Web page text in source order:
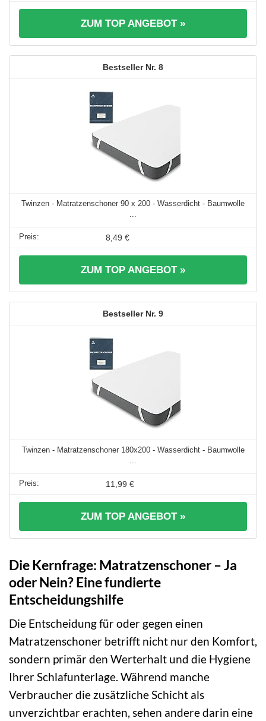
ZUM TOP ANGEBOT »
8
Twinzen - Matratzenschoner 90 x 200 - Wasserdicht - Baumwolle
8,49 €
ZUM TOP ANGEBOT »
9
Twinzen - Matratzenschoner 180x200 - Wasserdicht - Baumwolle
11,99 €
ZUM TOP ANGEBOT »
Die Kernfrage: Matratzenschoner – Ja
oder Nein? Eine fundierte
Entscheidungshilfe
Die Entscheidung für oder gegen einen
Matratzenschoner betrifft nicht nur den Komfort,
sondern primär den Werterhalt und die Hygiene
Ihrer Schlafunterlage. Während manche
Verbraucher die zusätzliche Schicht als
unverzichtbar erachten, sehen andere darin eine